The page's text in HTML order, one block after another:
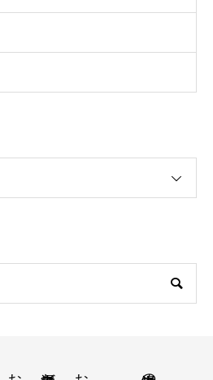
涌泉寺の方針